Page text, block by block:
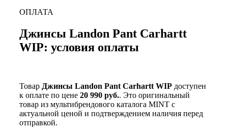
ОПЛАТА
Джинсы Landon Pant Carhartt
WIP: условия оплаты
Товар Джинсы Landon Pant Carhartt WIP доступен
к оплате по цене 20 990 руб.. Это оригинальный
товар из мультибрендового каталога MINT с
актуальной ценой и подтверждением наличия перед
отправкой.